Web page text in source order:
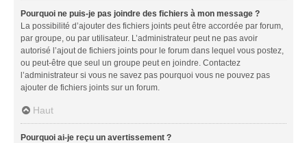
Pourquoi ne puis-je pas joindre des fichiers à mon message ?
La possibilité d’ajouter des fichiers joints peut être accordée par forum,
par groupe, ou par utilisateur. L’administrateur peut ne pas avoir
autorisé l’ajout de fichiers joints pour le forum dans lequel vous postez,
ou peut-être que seul un groupe peut en joindre. Contactez
l’administrateur si vous ne savez pas pourquoi vous ne pouvez pas
ajouter de fichiers joints sur un forum.
Haut
Pourquoi ai-je reçu un avertissement ?